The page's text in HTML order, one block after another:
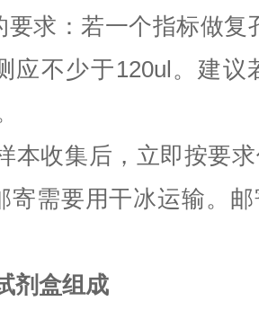
要求：若一个指标做复
应不少于120ul。建议
本收集后，立即按要
寄需要用干冰运输。
剂盒组成